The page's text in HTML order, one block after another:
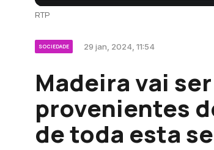
RTP
SOCIEDADE 29 jan, 2024, 11:54
Madeira vai
provenientes
de toda esta